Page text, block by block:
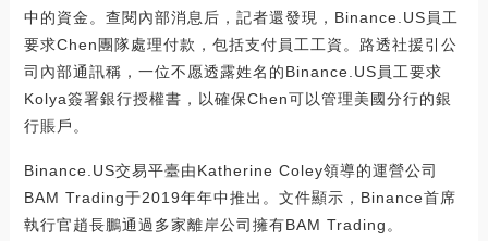
中的資金。查閱內部消息后，記者還發現，Binance.US員工
要求Chen團隊處理付款，包括支付員工工資。路透社援引公
司內部通訊稱，一位不愿透露姓名的Binance.US員工要求
Kolya簽署銀行授權書，以確保Chen可以管理美國分行的銀
行賬戶。
Binance.US交易平臺由Katherine Coley領導的運營公司
BAM Trading于2019年年中推出。文件顯示，Binance首席
執行官趙長鵬通過多家離岸公司擁有BAM Trading。